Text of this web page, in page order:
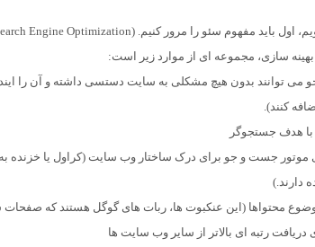
سازی، مجموعه ای از موارد زیر است:
می توانند بدون هیچ مشکلی به سایت دستسی داشته و آن را
کنند).
با هدف جستجوگر
موتور جست و جو برای درک ساختار وب سایت (کراول یا خزنده
دارند.)
محتواها (این عنکبوت ها، ربات های گوگل هستند که صفحات
رتبه ای بالاتر از سایر وب سایت ها